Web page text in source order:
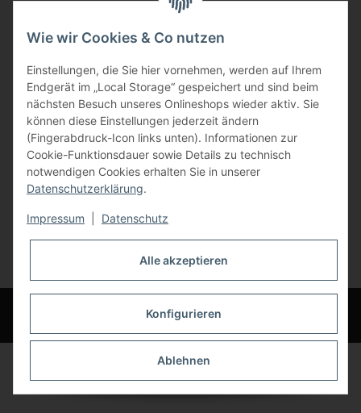
Gewerbering 17
84072 Au i.d. Hallertau
info@bauer-tore.de
Vertrag widerrufen
* Alle Preise inkl. gesetzlicher USt., zzgl.Versand
© Bauer-Systemtechnik GmbH - Technische Änderungen und Irrtümer
vorbehalten
Wie wir Cookies & Co nutzen
Einstellungen, die Sie hier vornehmen, werden auf Ihrem
Endgerät im „Local Storage“ gespeichert und sind beim
nächsten Besuch unseres Onlineshops wieder aktiv. Sie
können diese Einstellungen jederzeit ändern
(Fingerabdruck-Icon links unten). Informationen zur
Cookie-Funktionsdauer sowie Details zu technisch
notwendigen Cookies erhalten Sie in unserer
Datenschutzerklärung.
Impressum Datenschutz
Alle akzeptieren
Konfigurieren
Ablehnen